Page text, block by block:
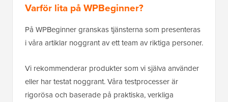
Varför lita på WPBeginner?
På WPBeginner granskas tjänsterna som presenteras
i våra artiklar noggrant av ett team av riktiga personer.
Vi rekommenderar produkter som vi själva använder
eller har testat noggrant. Våra testprocesser är
rigorösa och baserade på praktiska, verkliga